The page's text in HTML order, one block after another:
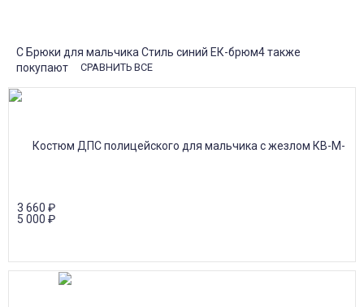
С Брюки для мальчика Стиль синий ЕК-брюм4 также
покупают
СРАВНИТЬ ВСЕ
3 660 ₽
5 000 ₽